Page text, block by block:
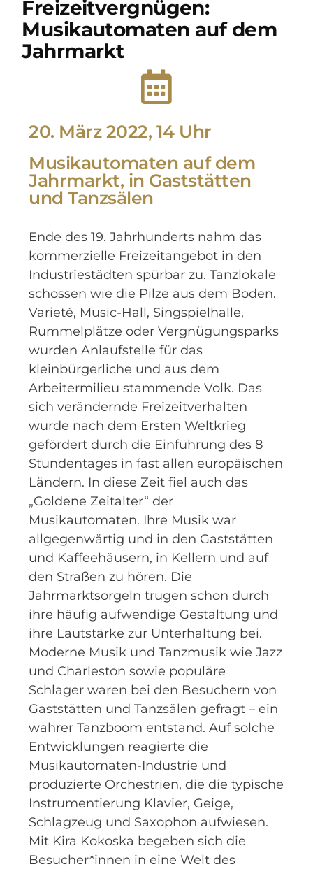
Freizeitvergnügen:
Musikautomaten auf dem
Jahrmarkt
20. März 2022, 14 Uhr
Musikautomaten auf dem
Jahrmarkt, in Gaststätten
und Tanzsälen
Ende des 19. Jahrhunderts nahm das
kommerzielle Freizeitangebot in den
Industriestädten spürbar zu. Tanzlokale
schossen wie die Pilze aus dem Boden.
Varieté, Music-Hall, Singspielhalle,
Rummelplätze oder Vergnügungsparks
wurden Anlaufstelle für das
kleinbürgerliche und aus dem
Arbeitermilieu stammende Volk. Das
sich verändernde Freizeitverhalten
wurde nach dem Ersten Weltkrieg
gefördert durch die Einführung des 8
Stundentages in fast allen europäischen
Ländern. In diese Zeit fiel auch das
„Goldene Zeitalter“ der
Musikautomaten. Ihre Musik war
allgegenwärtig und in den Gaststätten
und Kaffeehäusern, in Kellern und auf
den Straßen zu hören. Die
Jahrmarktsorgeln trugen schon durch
ihre häufig aufwendige Gestaltung und
ihre Lautstärke zur Unterhaltung bei.
Moderne Musik und Tanzmusik wie Jazz
und Charleston sowie populäre
Schlager waren bei den Besuchern von
Gaststätten und Tanzsälen gefragt – ein
wahrer Tanzboom entstand. Auf solche
Entwicklungen reagierte die
Musikautomaten-Industrie und
produzierte Orchestrien, die die typische
Instrumentierung Klavier, Geige,
Schlagzeug und Saxophon aufwiesen.
Mit Kira Kokoska begeben sich die
Besucher*innen in eine Welt des